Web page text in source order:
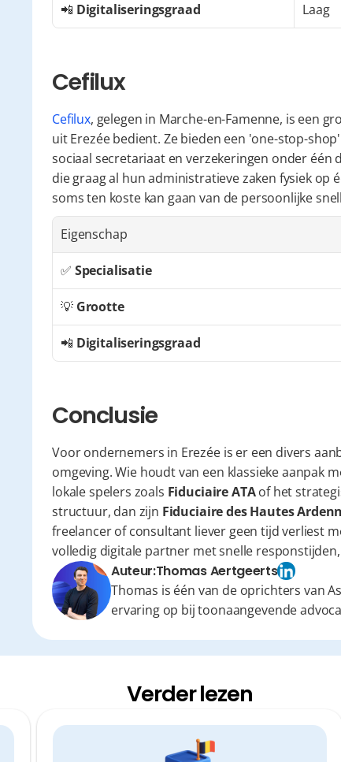
📲 Digitaliseringsgraad Laag
Cefilux
Cefilux, gelegen in Marche-en-Famenne, is een
uit Erezée bedient. Ze bieden een 'one-stop-
sociaal secretariaat en verzekeringen onder
die graag al hun administratieve zaken fysiek
soms ten koste kan gaan van de persoonlijke
Eigenschap
✅ Specialisatie
💡 Grootte
📲 Digitaliseringsgraad
Conclusie
Voor ondernemers in Erezée is er een divers
omgeving. Wie houdt van een klassieke aanpak
lokale spelers zoals Fiduciaire ATA of het
structuur, dan zijn Fiduciaire des Hautes
freelancer of consultant liever geen tijd verliest
volledig digitale partner met snelle
Auteur:Thomas Aertgeerts
Thomas is één van de oprichters van
ervaring op bij toonaangevende
Verder lezen